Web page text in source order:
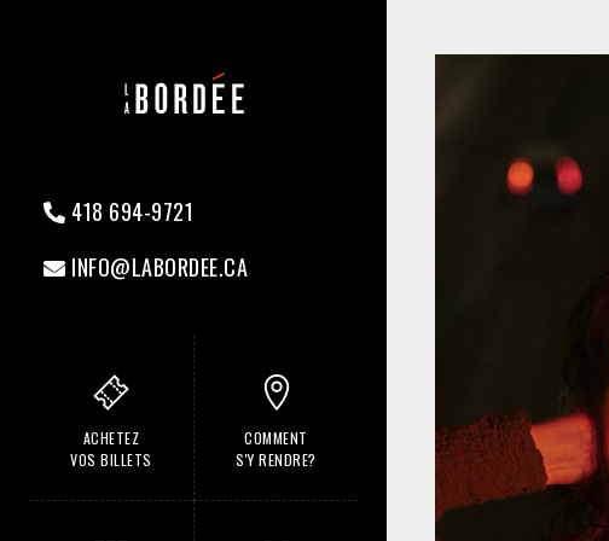
418 694-9721
INFO@LABORDEE.CA
ACHETEZ
VOS BILLETS
COMMENT
S'Y RENDRE?